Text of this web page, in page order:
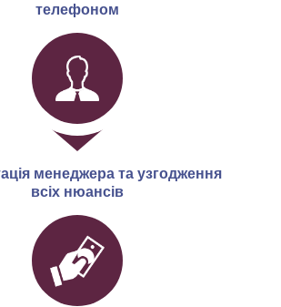
телефоном
менеджера та узгодження
всіх нюансів